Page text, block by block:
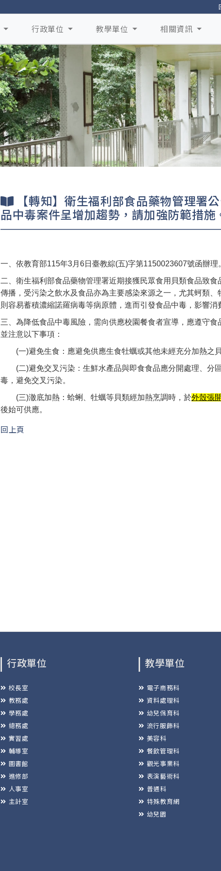
行政單位 教學單位 相關資訊
【轉知】衛生福利部食品藥物管理署
品中毒案件呈增加趨勢，請加強防範措施
一、依教育部115年3月6日臺教綜(五)字第1150023607號函辦理
二、衛生福利部食品藥物管理署近期接獲民眾食用貝類食品致
傳播，受污染之飲水及食品亦為主要感染來源之一，尤其蚵類
則容易蓄積濃縮諾羅病毒等病原體，進而引發食品中毒，影響消
三、為降低食品中毒風險，需向供應校園餐食者宣導，應遵守
並注意以下事項：
(一)避免生食：應避免供應生食牡蠣或其他未經充分加熱之貝
(二)避免交叉污染：生鮮水產品與即食食品應分開處理、分
毒，避免交叉污染。
(三)澈底加熱：蛤蜊、牡蠣等貝類經加熱烹調時，於外殼張
後始可供應。
回上頁
行政單位
校長室
教務處
學務處
總務處
實習處
輔導室
圖書館
進修部
人事室
主計室
教學單位
電子商務科
資料處理科
幼兒保育科
流行服飾科
美容科
餐飲管理科
觀光事業科
表演藝術科
普通科
特殊教育網
幼兒園